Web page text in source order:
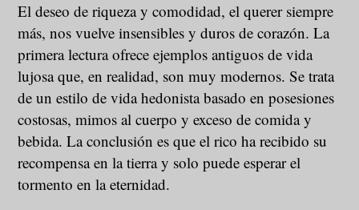
El deseo de riqueza y comodidad, el querer siempre
más, nos vuelve insensibles y duros de corazón. La
primera lectura ofrece ejemplos antiguos de vida
lujosa que, en realidad, son muy modernos. Se trata
de un estilo de vida hedonista basado en posesiones
costosas, mimos al cuerpo y exceso de comida y
bebida. La conclusión es que el rico ha recibido su
recompensa en la tierra y solo puede esperar el
tormento en la eternidad.